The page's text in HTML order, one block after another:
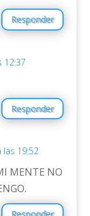
Responder
12:37
Responder
las 19:52
MENTE NO